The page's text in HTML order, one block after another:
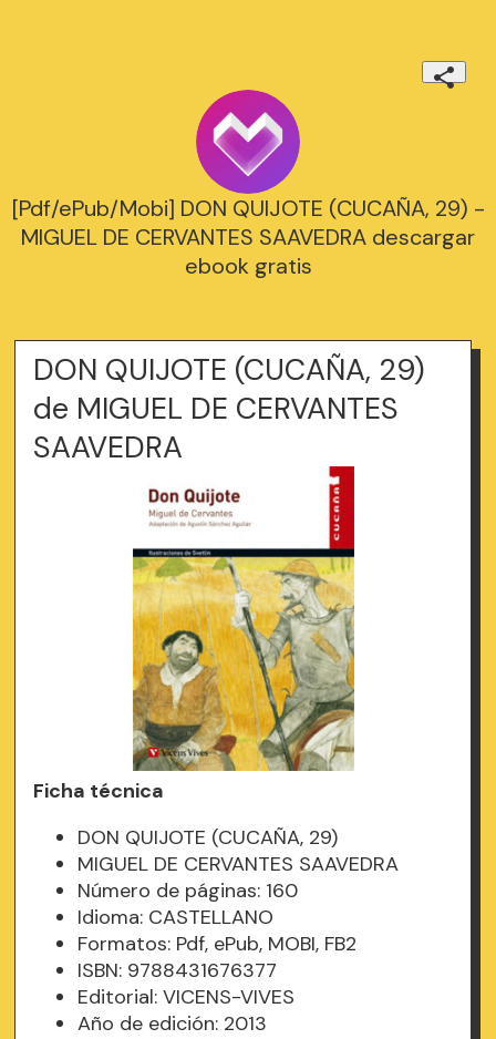
[Pdf/ePub/Mobi] DON QUIJOTE (CUCAÑA, 29) -
MIGUEL DE CERVANTES SAAVEDRA descargar
ebook gratis
DON QUIJOTE (CUCAÑA, 29)
de MIGUEL DE CERVANTES
SAAVEDRA
Ficha técnica
DON QUIJOTE (CUCAÑA, 29)
MIGUEL DE CERVANTES SAAVEDRA
Número de páginas: 160
Idioma: CASTELLANO
Formatos: Pdf, ePub, MOBI, FB2
ISBN: 9788431676377
Editorial: VICENS-VIVES
Año de edición: 2013